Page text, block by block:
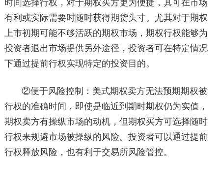
时间选择行权，对于期权买方更为便捷，其可在市场
有利或实际需要时随时获得期货头寸。尤其对于期权
上市初期可能不够活跃的期权市场，期权行权能够为
投资者退出市场提供另外途径，投资者可在特定情况
下通过提前行权实现特定的投资目的。
②便于风险控制：美式期权卖方无法预期期权被
行权的准确时间，即使是临近到期时期权仍为实值，
期权卖方有操纵市场的动机，但期权买方可选择随时
行权来规避市场被操纵的风险。投资者可以通过提前
行权释放风险，也有利于交易所风险管控。